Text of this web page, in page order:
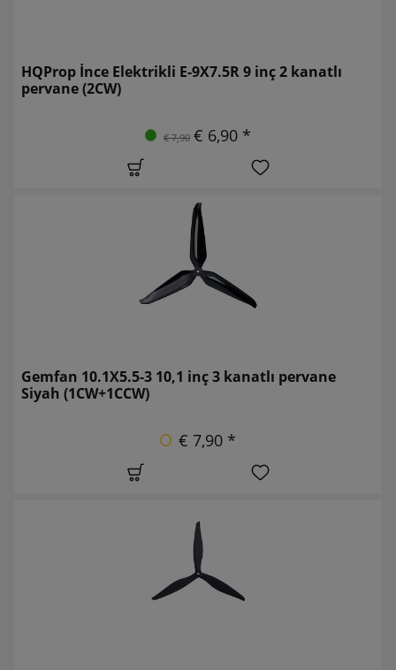
HQProp İnce Elektrikli E-9X7.5R 9 inç 2 kanatlı
pervane (2CW)
€ 7,90 € 6,90 *
Gemfan 10.1X5.5-3 10,1 inç 3 kanatlı pervane
Siyah (1CW+1CCW)
€ 7,90 *